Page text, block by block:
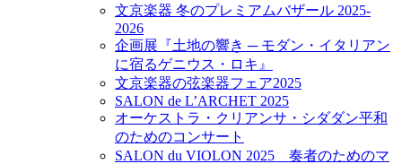
文京楽器 冬のプレミアムバザール 2025-
2026
企画展『土地の響き ─ モダン・イタリアン
に宿るゲニウス・ロキ』
文京楽器の弦楽器フェア2025
SALON de L’ARCHET 2025
オーケストラ・クリアンサ・シダダン平和
のためのコンサート
SALON du VIOLON 2025 奏者のためのマ